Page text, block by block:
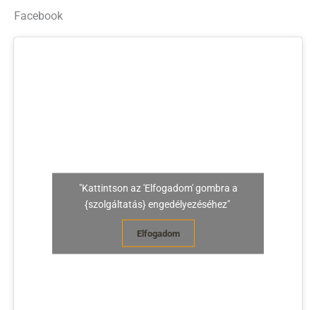
Facebook
"Kattintson az 'Elfogadom' gombra a
{szolgáltatás} engedélyezéséhez"
Elfogadom